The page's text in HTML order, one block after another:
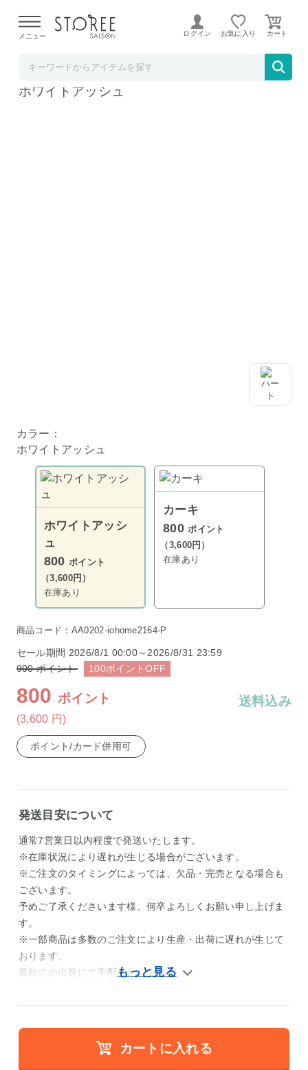
よる配送遅延が発生しております。
メニュー ログイン お気に入り
アイリスオーヤマ TRAILBOX 600 TRB-600
ホワイトアッシュ
カラー：
ホワイトアッシュ
ホワイトアッシ
ュ
800ポイント
（3,600円）
在庫あり
カーキ
800ポイント
（3,600円）
在庫あり
商品コード：AA0202-iohome2164-P
セール期間 2026/8/1 00:00～2026/8/31 23:59
900ポイント 100ポイントOFF
800ポイント
(3,600 円)
送料込み
ポイント/カード併用可
発送目安について
通常7営業日以内程度で発送いたします。
※在庫状況により遅れが生じる場合がございます。
※ご注文のタイミングによっては、欠品・完売となる場合も
ございます。
予めご了承くださいます様、何卒よろしくお願い申し上げま
す。
※一部商品は多数のご注文により生産・出荷に遅れが生じて
おります。
最短での出荷にて手配いたします。
カートに入れる